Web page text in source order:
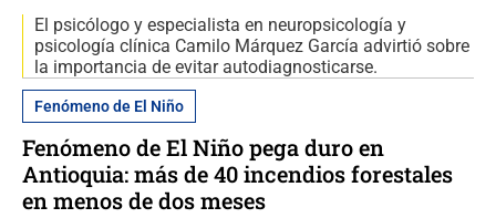
El psicólogo y especialista en neuropsicología y
psicología clínica Camilo Márquez García advirtió sobre
la importancia de evitar autodiagnosticarse.
Fenómeno de El Niño
Fenómeno de El Niño pega duro en
Antioquia: más de 40 incendios forestales
en menos de dos meses